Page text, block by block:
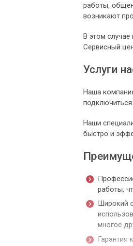
работы,
возникают
В этом случае
Сервисный
Услуги
Наша
подключиться
Наши
быстро и
работы,
Широкий
многое
Гарантия